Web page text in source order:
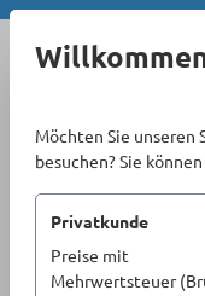
Zum Hauptinhalt springen
Möchten Sie unseren
besuchen? Sie
Privatkunde
Preise mit
Mehrwertsteuer
Sortiment
Paletten,